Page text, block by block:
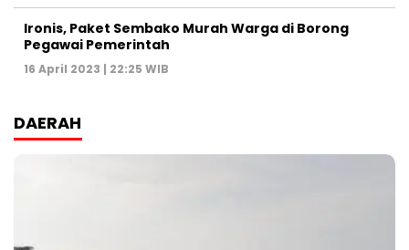
Ironis, Paket Sembako Murah Warga di Borong
Pegawai Pemerintah
16 April 2023 | 22:25 WIB
DAERAH